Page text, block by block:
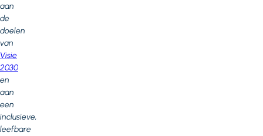
aan
de
doelen
van
Visie
2030
en
aan
een
inclusieve,
leefbare